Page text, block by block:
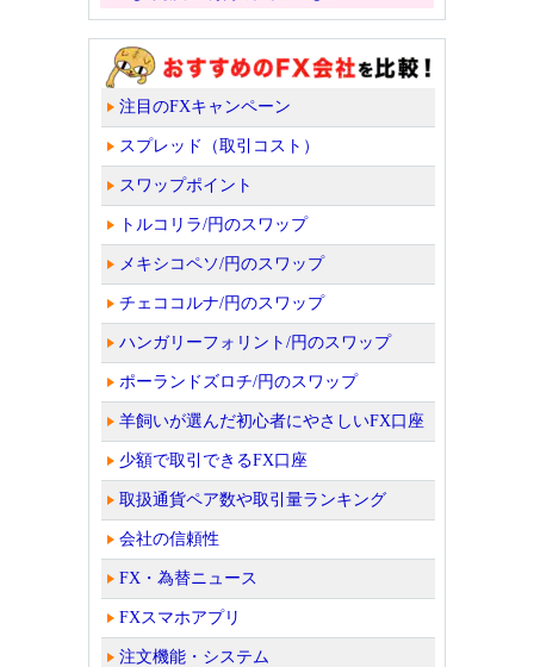
注目のFXキャンペーン
スプレッド（取引コスト）
スワップポイント
トルコリラ/円のスワップ
メキシコペソ/円のスワップ
チェココルナ/円のスワップ
ハンガリーフォリント/円のスワップ
ポーランドズロチ/円のスワップ
羊飼いが選んだ初心者にやさしいFX口座
少額で取引できるFX口座
取扱通貨ペア数や取引量ランキング
会社の信頼性
FX・為替ニュース
FXスマホアプリ
注文機能・システム